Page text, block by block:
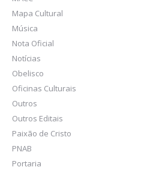
Mapa Cultural
Música
Nota Oficial
Notícias
Obelisco
Oficinas Culturais
Outros
Outros Editais
Paixão de Cristo
PNAB
Portaria